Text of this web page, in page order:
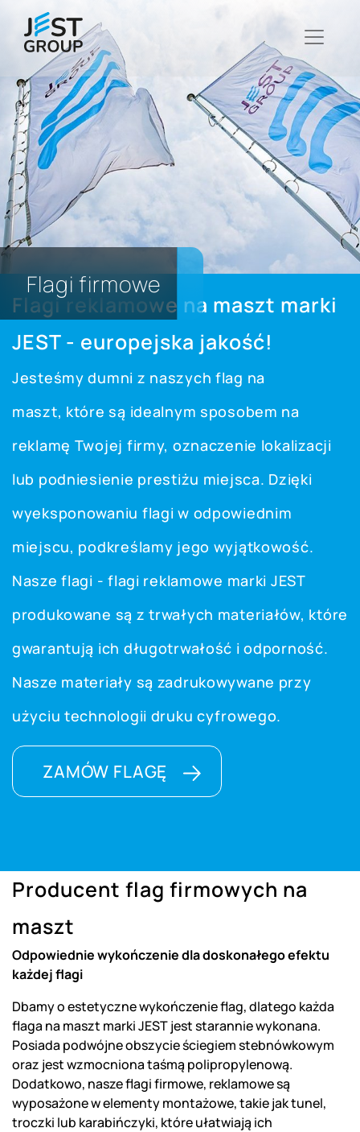
Flagi firmowe
Flagi reklamowe na maszt marki
JEST - europejska jakość!
Jesteśmy dumni z naszych flag na
maszt, które są idealnym sposobem na
reklamę Twojej firmy, oznaczenie lokalizacji
lub podniesienie prestiżu miejsca. Dzięki
wyeksponowaniu flagi w odpowiednim
miejscu, podkreślamy jego wyjątkowość.
Nasze flagi - flagi reklamowe marki JEST
produkowane są z trwałych materiałów, które
gwarantują ich długotrwałość i odporność.
Nasze materiały są zadrukowywane przy
użyciu technologii druku cyfrowego.
ZAMÓW FLAGĘ
Producent flag firmowych na
maszt
Odpowiednie wykończenie dla doskonałego efektu
każdej flagi
Dbamy o estetyczne wykończenie flag, dlatego każda
flaga na maszt marki JEST jest starannie wykonana.
Posiada podwójne obszycie ściegiem stebnówkowym
oraz jest wzmocniona taśmą polipropylenową.
Dodatkowo, nasze flagi firmowe, reklamowe są
wyposażone w elementy montażowe, takie jak tunel,
troczki lub karabińczyki, które ułatwiają ich